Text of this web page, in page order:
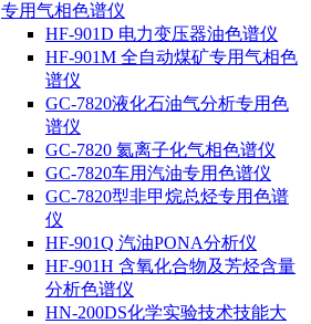
专用气相色谱仪
HF-901D 电力变压器油色谱仪
HF-901M 全自动煤矿专用气相色
谱仪
GC-7820液化石油气分析专用色
谱仪
GC-7820 氦离子化气相色谱仪
GC-7820车用汽油专用色谱仪
GC-7820型非甲烷总烃专用色谱
仪
HF-901Q 汽油PONA分析仪
HF-901H 含氧化合物及芳烃含量
分析色谱仪
HN-200DS化学实验技术技能大